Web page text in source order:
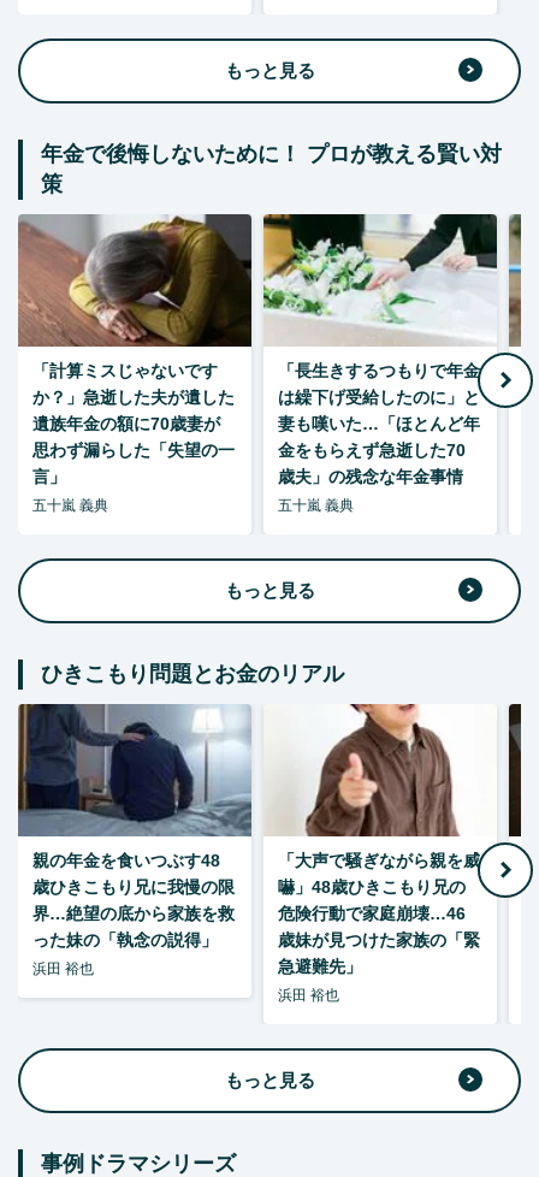
もっと見る
年金で後悔しないために！ プロが教える賢い対
策
「計算ミスじゃないです
か？」急逝した夫が遺した
遺族年金の額に70歳妻が
思わず漏らした「失望の一
言」
五十嵐 義典
「長生きするつもりで年金
は繰下げ受給したのに」と
妻も嘆いた…「ほとんど年
金をもらえず急逝した70
歳夫」の残念な年金事情
五十嵐 義典
もっと見る
ひきこもり問題とお金のリアル
親の年金を食いつぶす48
歳ひきこもり兄に我慢の限
界…絶望の底から家族を救
った妹の「執念の説得」
浜田 裕也
「大声で騒ぎながら親を威
嚇」48歳ひきこもり兄の
危険行動で家庭崩壊…46
歳妹が見つけた家族の「緊
急避難先」
浜田 裕也
もっと見る
事例ドラマシリーズ